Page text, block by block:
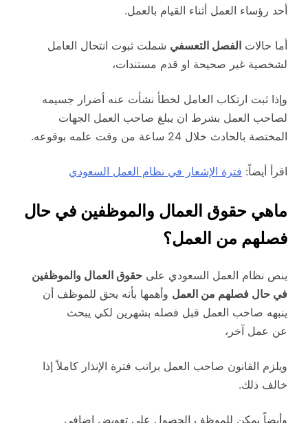
أحد رؤساء العمل أثناء القيام بالعمل.
أما حالات الفصل التعسفي شملت ثبوت انتحال العامل
لشخصية غير صحيحة او قدم مستندات،
وإذا ثبت ارتكاب العامل لخطأ نشأت عنه أضرار جسيمه
لصاحب العمل بشرط ان يبلغ صاحب العمل الجهات
المختصة بالحادث خلال 24 ساعة من وقت علمه بوقوعه.
اقرأ أيضاً: فترة الإشعار في نظام العمل السعودي
ماهي حقوق العمال والموظفين في حال
فصلهم من العمل؟
ينص نظام العمل السعودي على حقوق العمال والموظفين
في حال فصلهم من العمل وأهمها بأنه يحق للموظف أن
ينبهه صاحب العمل قبل فصله بشهرين لكي يبحث
عن عمل آخر،
ويلزم القانون صاحب العمل براتب فترة الإنذار كاملاً إذا
خالف ذلك.
وأيضاً يمكن للموظف الحصول على تعويض إضافي